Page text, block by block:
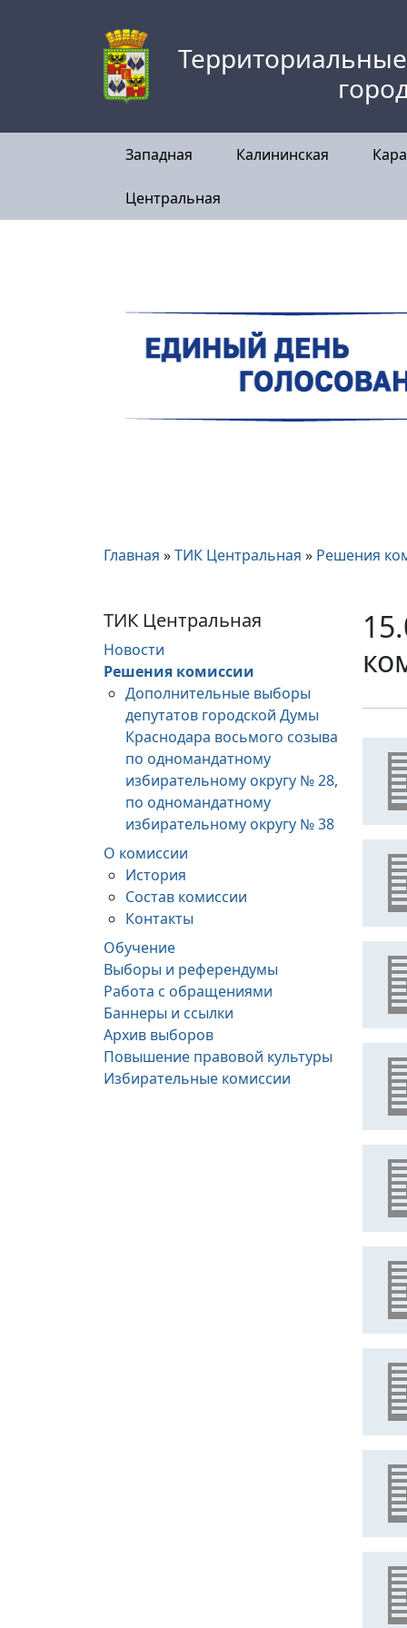
Западная Калининская
Центральная
Главная »ТИК Центральная » Решения
ТИК Центральная
Новости
Решения комиссии
Дополнительные выборы
депутатов городской Думы
Краснодара восьмого созыва
по одномандатному
избирательному округу № 28,
по одномандатному
избирательному округу № 38
О комиссии
История
Состав комиссии
Контакты
Обучение
Выборы и референдумы
Работа с обращениями
Баннеры и ссылки
Архив выборов
Повышение правовой культуры
Избирательные комиссии